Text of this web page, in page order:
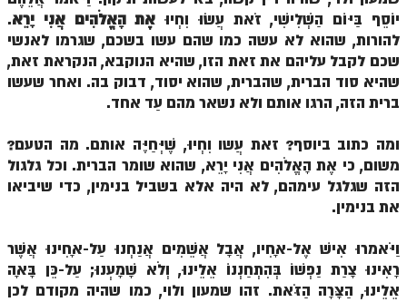
ספר הזוהר – שמות
הזוהר הקדוש שמות מתחילים
הזוהר הקדוש שמות מתקדמים
הזוהר הקדוש וארא מתקדמים
הזוהר הקדוש בא מתחילים
הזוהר הקדוש בשלח מתחילים
יוֹסֵף בַּיּוֹם הַשְּׁלִישִׁי, זֹאת עֲשׂוּ וִחְיוּ אֶת הָאֱלֹהִים אֲנִי יָרֵא.
להורות, שהוא לא עשה כמו שהם עשו בשכם, שגרמו לאנשי
שכם לקבל עליהם את זאת הזו, שהיא הנוקבא, הנקראת זאת,
שהיא סוד הברית, שהברית, שהוא יסוד, דבוק בה. ואחר שעשו
ברית הזה, הרגו אותם ולא נשאר מהם עַד אחד.
ומה כתוב ביוסף? זאת עֲשו וִחְיוּ, שֶׁיְּחַיֶּה אותם. מה הטעם?
משום, כי אֶת הָאֱלֹהִים אֲנִי יָרֵא, שהוא שומר הברית. וכל גלגול
הזה שגלגל עימהם, לא היה אלא בשביל בנימין, כדי שיביאו
את בנימין.
וַיֹּאמרוּ אִישׁ אֶל-אָחִיו, אֲבָל אֲשֵׁמִים אֲנַחְנוּ עַל-אָחִינוּ אֲשֶׁר
רָאִינוּ צָרַת נַפְשׁוֹ בְּהִתְחַנְנוֹ אֵלֵינוּ, וְלֹא שָׁמָעְנוּ; עַל-כֵּן בָּאָה
אֵלֵינוּ, הַצָּרָה הַזֹּאת. זהו שמעון ולוי, כמו שהיה מקודם לכן